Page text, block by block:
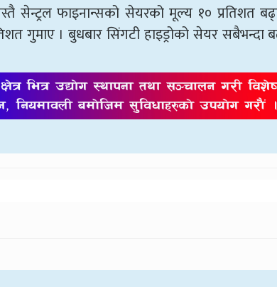
फाइनान्सको सेयरको मूल्य १० प्रतिशत
गुमाए । बुधबार सिंगटी हाइड्रोको सेयर सबैभन्दा